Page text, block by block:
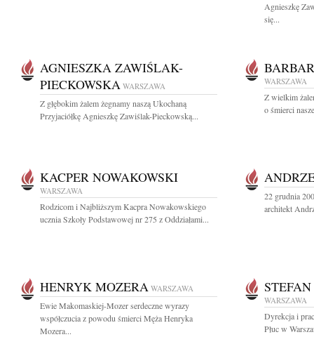
Agnieszkę
się...
AGNIESZKA ZAWIŚLAK-
PIECKOWSKA WARSZAWA
Z głębokim żalem żegnamy naszą Ukochaną
Przyjaciółkę Agnieszkę Zawiślak-Pieckowską...
WARSZAWA
Z wielkim
o śmierci
KACPER NOWAKOWSKI
WARSZAWA
Rodzicom i Najbliższym Kacpra Nowakowskiego
ucznia Szkoły Podstawowej nr 275 z Oddziałami...
22 grudnia
architekt
HENRYK MOZERA WARSZAWA
Ewie Makomaskiej-Mozer serdeczne wyrazy
współczucia z powodu śmierci Męża Henryka
Mozera...
WARSZAWA
Dyrekcja i
Płuc w